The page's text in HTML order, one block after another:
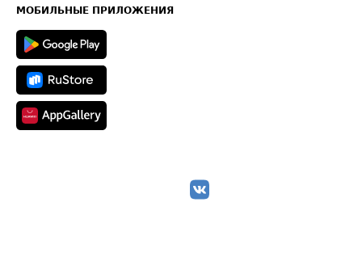
Техническая информация
МОБИЛЬНЫЕ ПРИЛОЖЕНИЯ